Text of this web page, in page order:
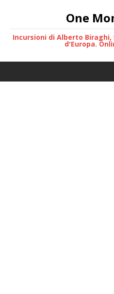
One
Incursioni di Alberto
d'Europa.